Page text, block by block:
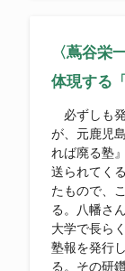
〈蔦谷栄
体現する
必ずしも
が、元鹿児
れば廃る塾
送られてく
たもので、
る。八幡さ
大学で長ら
塾報を発行
る。その研